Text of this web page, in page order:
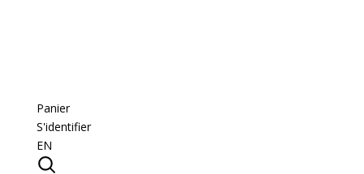
Panier
S'identifier
EN